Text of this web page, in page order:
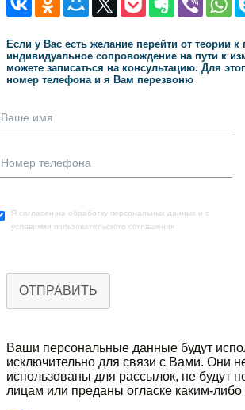
Если у Вас есть желание перейти от теории к
индивидуальное сопровождение на пути к
можете записаться на консультацию. Для
номер телефона и я Вам перезвоню
Я согласен на обработку персональных данных и с
условиями пользовательского соглашения
ОТПРАВИТЬ
Ваши персональные данныe будут
исключительно для связи с Вами. Они
использованы для рассылок, не будут
лицам или преданы огласке каким-